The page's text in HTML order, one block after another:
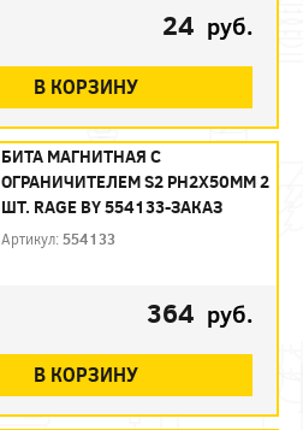
24 руб.
В КОРЗИНУ
БИТА МАГНИТНАЯ С
ОГРАНИЧИТЕЛЕМ S2 PH2X50ММ 2
ШТ. RAGE BY 554133-ЗАКАЗ
Артикул: 554133
364 руб.
В КОРЗИНУ